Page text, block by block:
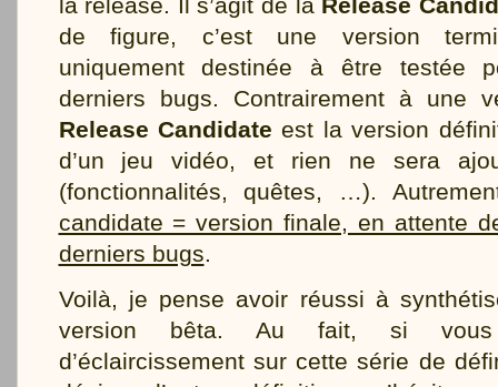
de figure, c’est une version
uniquement destinée à être testée
derniers bugs. Contrairement à une
Release Candidate est la version
d’un jeu vidéo, et rien ne sera
(fonctionnalités, quêtes, …).
candidate = version finale, en attente
derniers bugs.
Voilà, je pense avoir réussi à
version bêta. Au fait, si vous
d’éclaircissement sur cette série de